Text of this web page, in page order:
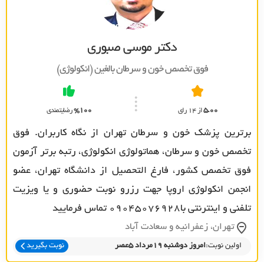
دکتر موسی صبوری
فوق تخصص خون و سرطان بالغين (انکولوژي)
5.00از 14 رای %100رضایتمندی
برترین پزشک خون و سرطان تهران از نگاه کاربران. فوق
تخصص خون و سرطان، هماتولوژی انکولوژی، رتبه برتر آزمون
فوق تخصص کشور، فارغ التحصیل از دانشگاه تهران، عضو
انجمن انکولوژی اروپا جهت رزرو نوبت حضوری و یا ویزیت
تلفنی و اینترنتی با09045076928 تماس فرمایید
تهران، زعفرانيه و سعادت آباد
اولین نوبت:امروز دوشنبه 19مرداد 5عصر نوبت بگیرید